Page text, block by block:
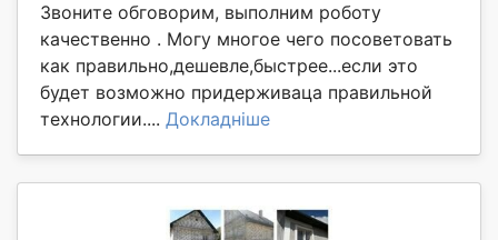
Звоните обговорим, выполним роботу
качественно . Могу многое чего посоветовать
как правильно,дешевле,быстрее...если это
будет возможно придерживаца правильной
технологии.... Докладніше